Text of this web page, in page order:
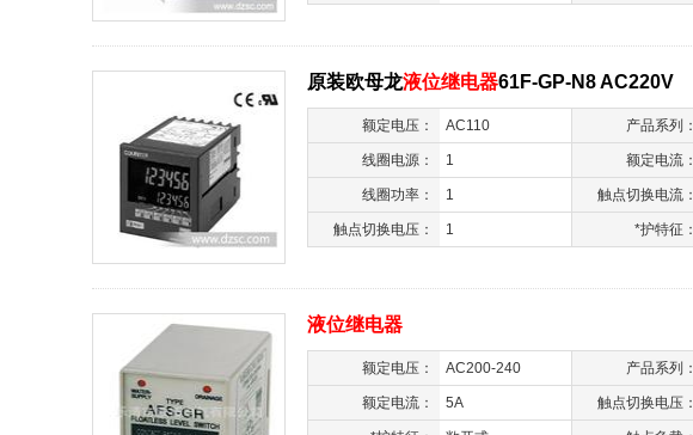
原装欧母龙液位继电器61F-GP-N8 AC220V
额定电压： AC110 产品系列：
线圈电源： 1 额定电流：
线圈功率： 1 触点切换电流：
触点切换电压： 1 *护特征：
液位继电器
额定电压： AC200-240 产品系列：
额定电流： 5A 触点切换电压：